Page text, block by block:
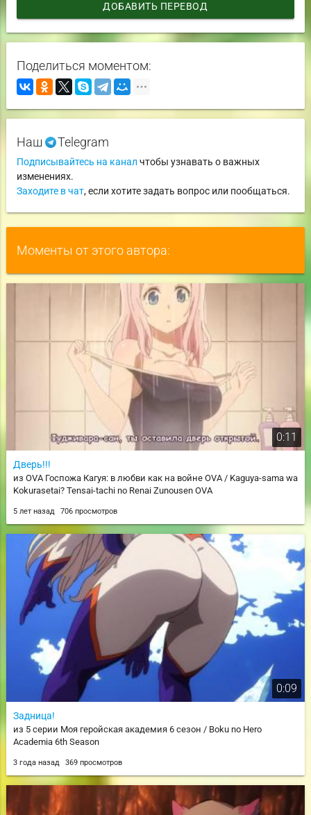
ДОБАВИТЬ ПЕРЕВОД
Поделиться моментом:
Наш Telegram
Подписывайтесь на канал чтобы узнавать о важных
изменениях.
Заходите в чат, если хотите задать вопрос или пообщаться.
Моменты от этого автора:
0:11
Дверь!!!
из OVA Госпожа Кагуя: в любви как на войне OVA / Kaguya-sama wa
Kokurasetai? Tensai-tachi no Renai Zunousen OVA
5 лет назад 706 просмотров
0:09
Задница!
из 5 серии Моя геройская академия 6 сезон / Boku no Hero
Academia 6th Season
3 года назад 369 просмотров